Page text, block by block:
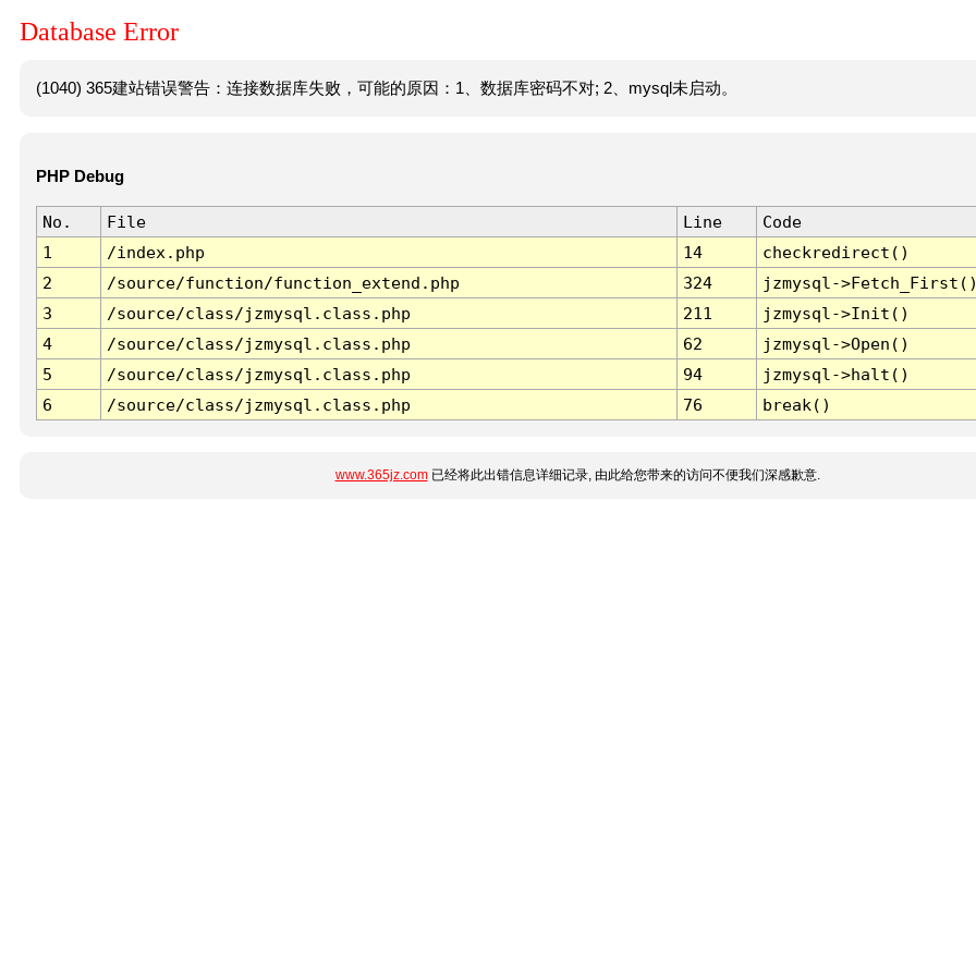
Database Error
(1040) 365建站错误警告：连接数据库失败，可能的原因：1、数据库密码不对; 2、mysql未启动。
PHP Debug
No. File Line
Code
1
/index.php 14
checkredirect()
2
/source/function/function_extend.php 324
jzmysql-
3
/source/class/jzmysql.class.php 211
jzmysql->Init()
4
/source/class/jzmysql.class.php 62
jzmysql->Open()
5
/source/class/jzmysql.class.php 94
jzmysql->halt()
6
/source/class/jzmysql.class.php 76 break()
www.365jz.com已经将此出错信息详细记录, 由此给您带来的访问不便我们深感歉意.